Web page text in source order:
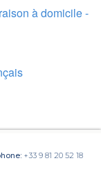
à domicile -
+33 9 81 20 52 18